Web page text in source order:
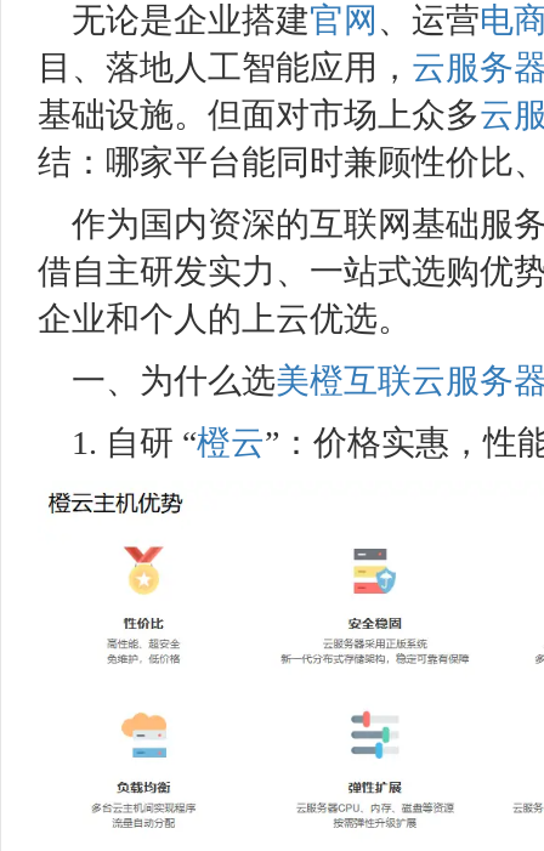
无论是企业搭建官网 、运营电
目、落地人工智能应用， 云服务
基础设施。但面对市场上众多云
结：哪家平台能同时兼顾性价比
作为国内资深的互联网基础服
借自主研发实力、一站式选购优
企业和个人的上云优选。
一、为什么选美橙互联云服务
1. 自研 “橙云”：价格实惠，性